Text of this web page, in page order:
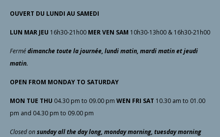
OUVERT DU LUNDI AU SAMEDI
LUN MAR JEU 16h30-21h00 MER VEN SAM 10h30-13h00 & 16h30-21h00
Fermédimanche toute la journée, lundi matin, mardi matin et jeudi
matin.
OPEN FROM MONDAY TO SATURDAY
MON TUE THU 04.30 pm to 09.00 pm WEN FRI SAT 10.30 am to 01.00
pm and 04.30 pm to 09.00 pm
Closedonsunday all the day long, monday morning, tuesday morning